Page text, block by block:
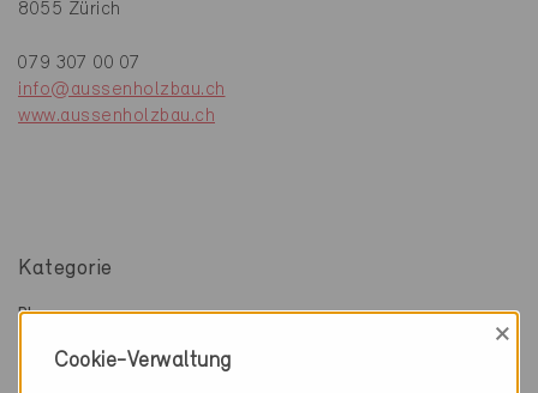
8055 Zürich
079 307 00 07
info@aussenholzbau.ch
www.aussenholzbau.ch
Kategorie
Planung
Cookie-Verwaltung
×